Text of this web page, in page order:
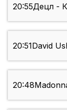
20:55Децл -
20:51David
20:48